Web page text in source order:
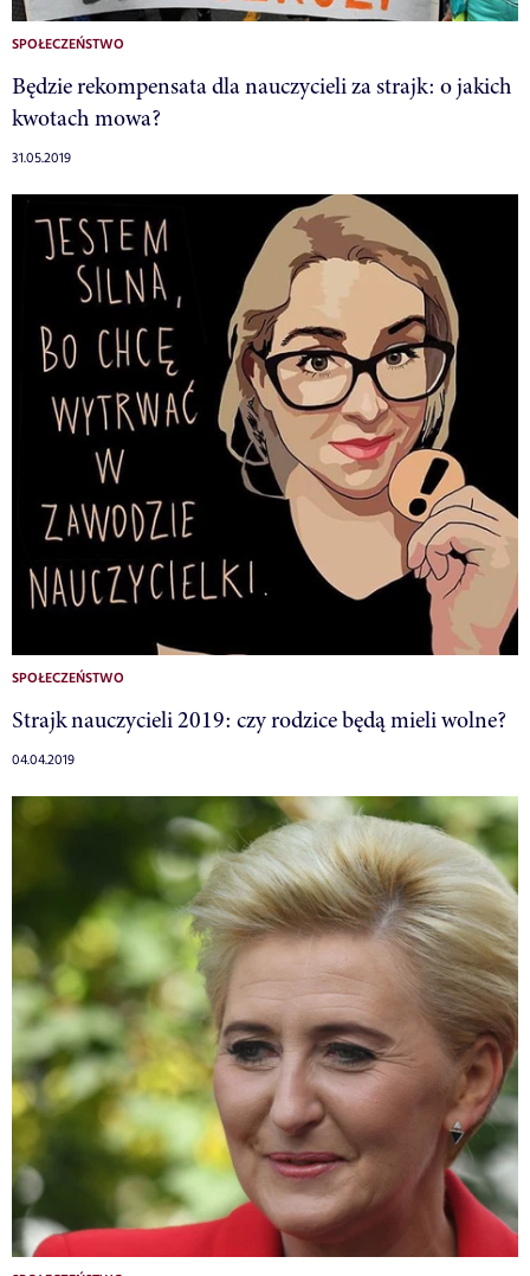
SPOŁECZEŃSTWO
Będzie rekompensata dla nauczycieli za strajk: o jakich
kwotach mowa?
31.05.2019
SPOŁECZEŃSTWO
Strajk nauczycieli 2019: czy rodzice będą mieli wolne?
04.04.2019